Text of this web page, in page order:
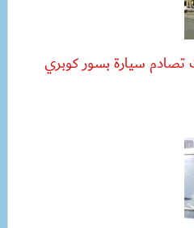
تصادم سيارة بسور كوبري